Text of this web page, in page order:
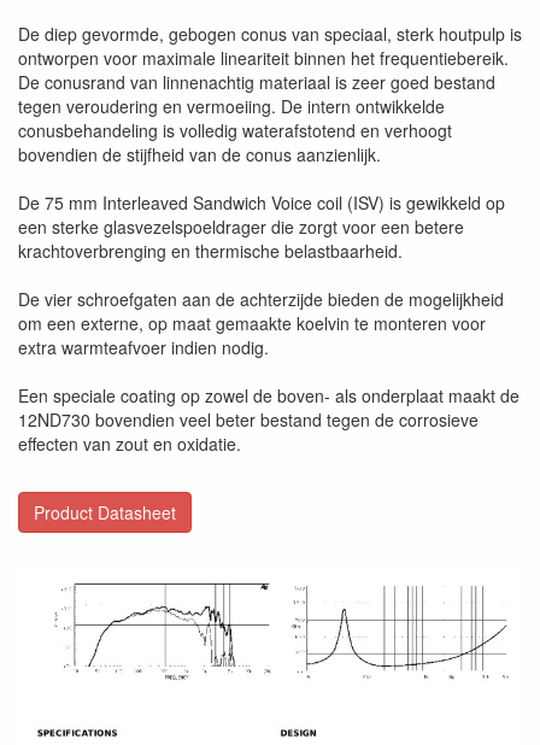
De diep gevormde, gebogen conus van speciaal, sterk houtpulp is
ontworpen voor maximale lineariteit binnen het frequentiebereik.
De conusrand van linnenachtig materiaal is zeer goed bestand
tegen veroudering en vermoeiing. De intern ontwikkelde
conusbehandeling is volledig waterafstotend en verhoogt
bovendien de stijfheid van de conus aanzienlijk.
De 75 mm Interleaved Sandwich Voice coil (ISV) is gewikkeld op
een sterke glasvezelspoeldrager die zorgt voor een betere
krachtoverbrenging en thermische belastbaarheid.
De vier schroefgaten aan de achterzijde bieden de mogelijkheid
om een externe, op maat gemaakte koelvin te monteren voor
extra warmteafvoer indien nodig.
Een speciale coating op zowel de boven- als onderplaat maakt de
12ND730 bovendien veel beter bestand tegen de corrosieve
effecten van zout en oxidatie.
Product Datasheet